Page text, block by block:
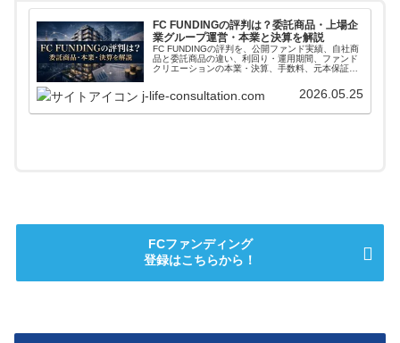
FC FUNDINGの評判は？委託商品・上場企
業グループ運営・本業と決算を解説
FC FUNDINGの評判を、公開ファンド実績、自社商
品と委託商品の違い、利回り・運用期間、ファンド
クリエーションの本業・決算、手数料、元本保証で
品の見方、本文の注意点を確認できます。
j-life-consultation.com 2026.05.25
FCファンディング
登録はこちらから！